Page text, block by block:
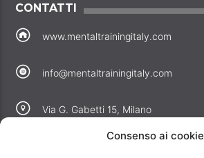
Consenso ai cookie
CONTATTI
www.mentaltrainingitaly.com
info@mentaltrainingitaly.com
Via G. Gabetti 15, Milano